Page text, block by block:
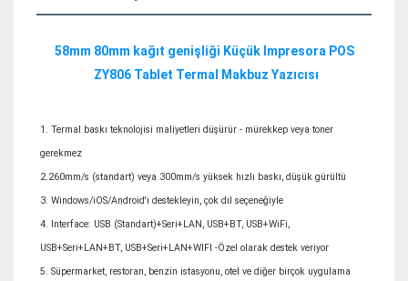
58mm 80mm kağıt genişliği Küçük Impresora POS
1. Termal baskı teknolojisi maliyetleri düşürür - mürekkep veya toner
gerekmez
2.260mm/s (standart) veya 300mm/s yüksek hızlı baskı, düşük gürültü
3. Windows/iOS/Android'i destekleyin, çok dil seçeneğiyle
4. Interface: USB (Standart)+Seri+LAN, USB+BT, USB+WiFi,
USB+Seri+LAN+BT, USB+Seri+LAN+WIFI -Özel olarak destek veriyor
5. Süpermarket, restoran, benzin istasyonu, otel ve diğer birçok uygulama